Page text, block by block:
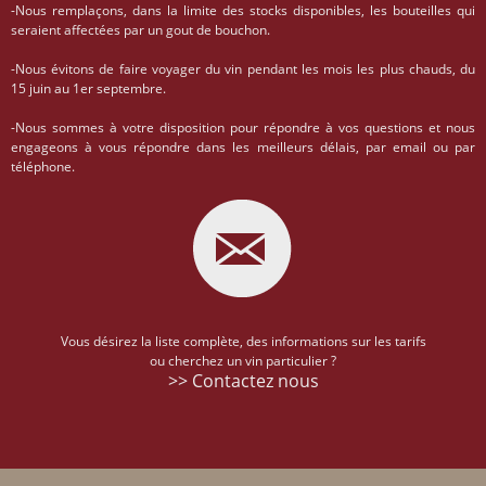
-Nous remplaçons, dans la limite des stocks disponibles, les bouteilles qui
seraient affectées par un gout de bouchon.
-Nous évitons de faire voyager du vin pendant les mois les plus chauds, du
15 juin au 1er septembre.
-Nous sommes à votre disposition pour répondre à vos questions et nous
engageons à vous répondre dans les meilleurs délais, par email ou par
téléphone.
Vous désirez la liste complète, des informations sur les tarifs
ou cherchez un vin particulier ?
>> Contactez nous